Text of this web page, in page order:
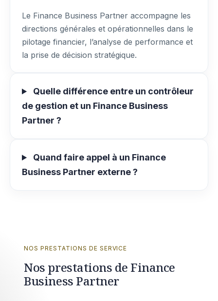
Le Finance Business Partner accompagne les
directions générales et opérationnelles dans le
pilotage financier, l’analyse de performance et
la prise de décision stratégique.
Quelle différence entre un contrôleur
de gestion et un Finance Business
Partner ?
Quand faire appel à un Finance
Business Partner externe ?
NOS PRESTATIONS DE SERVICE
Nos prestations de Finance
Business Partner